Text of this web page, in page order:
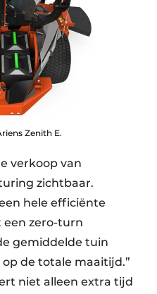
Zenith E.
verkoop van
zichtbaar.
hele efficiënte
een zero-turn
gemiddelde tuin
de totale maaitijd.”
niet alleen extra tijd